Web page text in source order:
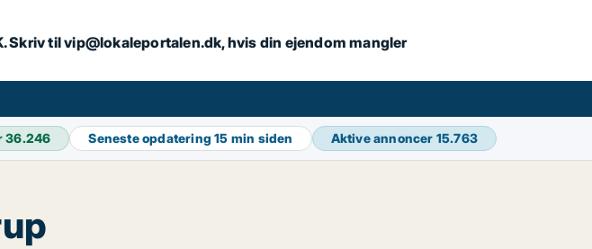
Skriv til vip@lokaleportalen.dk, hvis din ejendom mangler
36.246 Seneste opdatering15 min siden Aktive annoncer 15.763